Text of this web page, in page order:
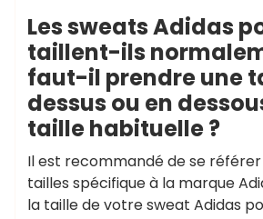
Les sweats Adidas
taillent-ils
faut-il prendre une
dessus ou en
taille habituelle ?
Il est recommandé de se référer
tailles spécifique à la marque
la taille de votre sweat Adidas